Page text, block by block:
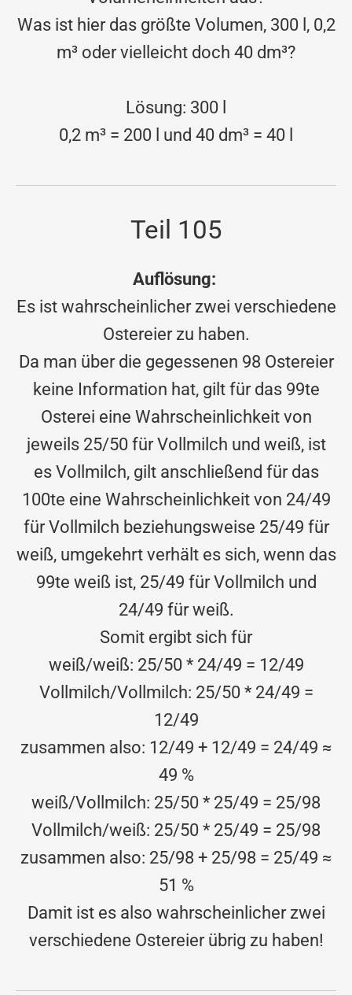
Was ist hier das größte Volumen, 300 l, 0,2
m³ oder vielleicht doch 40 dm³?
Lösung: 300 l
0,2 m³ = 200 l und 40 dm³ = 40 l
Teil 105
Auflösung:
Es ist wahrscheinlicher zwei verschiedene
Ostereier zu haben.
Da man über die gegessenen 98 Ostereier
keine Information hat, gilt für das 99te
Osterei eine Wahrscheinlichkeit von
jeweils 25/50 für Vollmilch und weiß, ist
es Vollmilch, gilt anschließend für das
100te eine Wahrscheinlichkeit von 24/49
für Vollmilch beziehungsweise 25/49 für
weiß, umgekehrt verhält es sich, wenn das
99te weiß ist, 25/49 für Vollmilch und
24/49 für weiß.
Somit ergibt sich für
weiß/weiß: 25/50 * 24/49 = 12/49
Vollmilch/Vollmilch: 25/50 * 24/49 =
12/49
zusammen also: 12/49 + 12/49 = 24/49 ≈
49 %
weiß/Vollmilch: 25/50 * 25/49 = 25/98
Vollmilch/weiß: 25/50 * 25/49 = 25/98
zusammen also: 25/98 + 25/98 = 25/49 ≈
51 %
Damit ist es also wahrscheinlicher zwei
verschiedene Ostereier übrig zu haben!